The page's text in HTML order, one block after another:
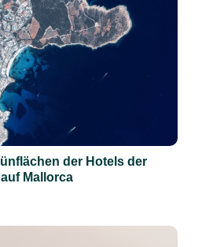
der Hotels der
Mallorca